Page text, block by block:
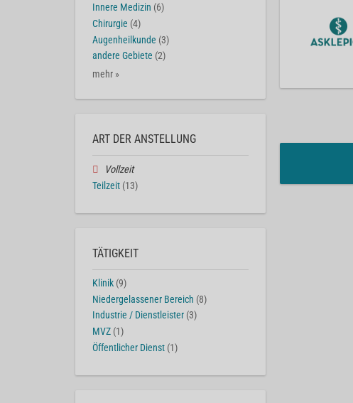
Innere Medizin (6)
Chirurgie (4)
Augenheilkunde (3)
andere Gebiete (2)
mehr »
ART DER ANSTELLUNG
Vollzeit
Teilzeit (13)
TÄTIGKEIT
Klinik (9)
Niedergelassener Bereich (8)
Industrie / Dienstleister (3)
MVZ (1)
Öffentlicher Dienst (1)